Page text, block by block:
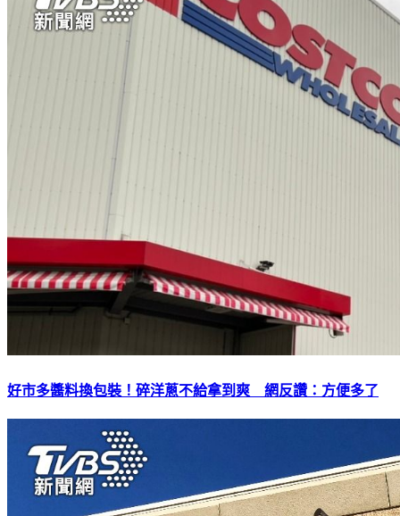
好市多醬料換包裝！碎洋蔥不給拿到爽 網反讚：方便多了